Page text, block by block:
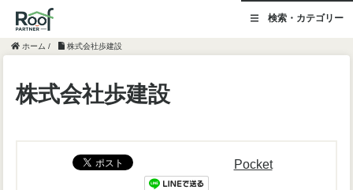
検索・カテゴリー
ホーム / 株式会社歩建設
株式会社歩建設
Pocket